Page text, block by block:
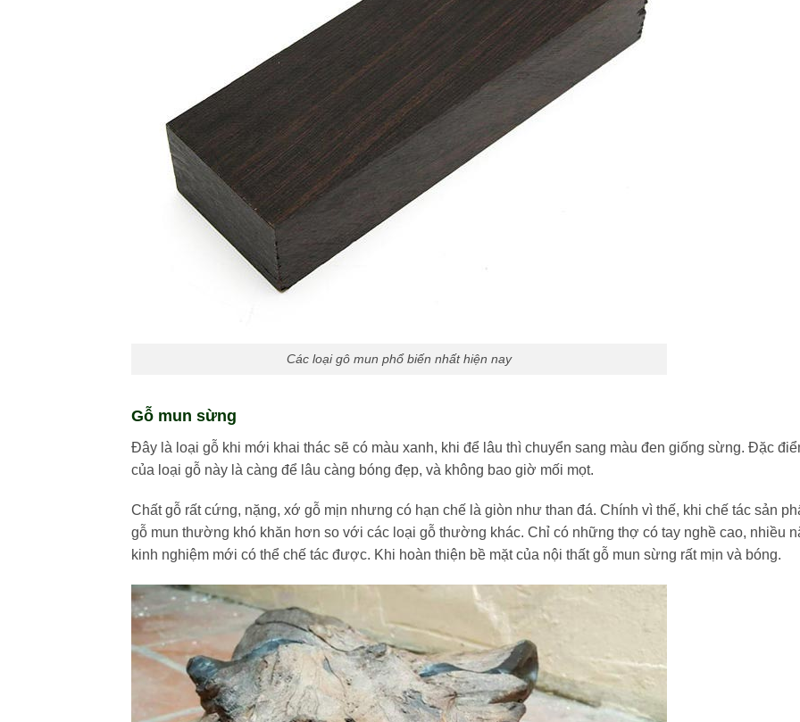
Các loại gô mun phổ biến nhất hiện nay
Gỗ mun sừng
Đây là loại gỗ khi mới khai thác sẽ có màu xanh, khi để lâu thì chuyển sang màu đen giống sừng. Đặc
của loại gỗ này là càng để lâu càng bóng đẹp, và không bao giờ mối mọt.
Chất gỗ rất cứng, nặng, xớ gỗ mịn nhưng có hạn chế là giòn như than đá. Chính vì thế, khi chế tác sản
gỗ mun thường khó khăn hơn so với các loại gỗ thường khác. Chỉ có những thợ có tay nghề cao, nhiều
kinh nghiệm mới có thể chế tác được. Khi hoàn thiện bề mặt của nội thất gỗ mun sừng rất mịn và bóng.